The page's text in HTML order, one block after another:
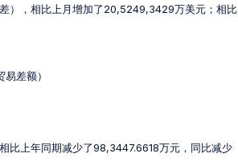
），相比上月增加了20,5249,3429万美元；相比
差额）
比上年同期减少了98,3447.6618万元，同比减少